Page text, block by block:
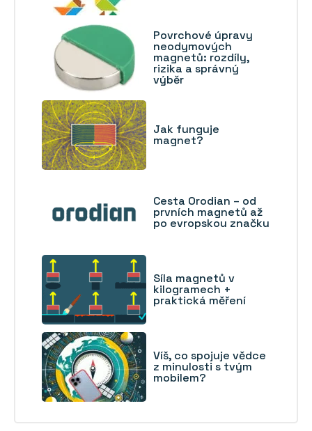
Povrchové úpravy
neodymových
magnetů: rozdíly,
rizika a správný
výběr
Jak funguje
magnet?
Cesta Orodian – od
prvních magnetů až
po evropskou značku
Síla magnetů v
kilogramech +
praktická měření
Víš, co spojuje vědce
z minulosti s tvým
mobilem?